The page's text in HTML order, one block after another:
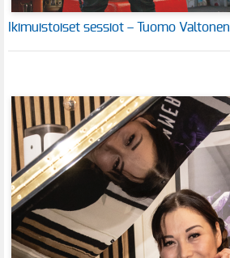
Ikimuistoiset sessiot – Tuomo Valtonen